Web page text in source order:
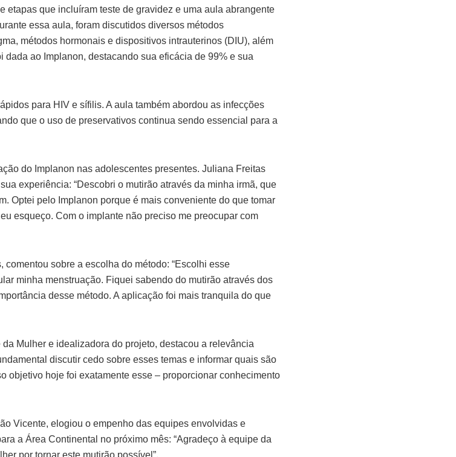
etapas que incluíram teste de gravidez e uma aula abrangente
essa aula, foram discutidos diversos métodos
métodos hormonais e dispositivos intrauterinos (DIU), além
ao Implanon, destacando sua eficácia de 99% e sua
para HIV e sífilis. A aula também abordou as infecções
que o uso de preservativos continua sendo essencial para a
do Implanon nas adolescentes presentes. Juliana Freitas
experiência: “Descobri o mutirão através da minha irmã, que
Optei pelo Implanon porque é mais conveniente do que tomar
esqueço. Com o implante não preciso me preocupar com
sobre a escolha do método: “Escolhi esse
minha menstruação. Fiquei sabendo do mutirão através dos
desse método. A aplicação foi mais tranquila do que
Mulher e idealizadora do projeto, destacou a relevância
discutir cedo sobre esses temas e informar quais são
objetivo hoje foi exatamente esse – proporcionar conhecimento
Vicente, elogiou o empenho das equipes envolvidas e
a Área Continental no próximo mês: “Agradeço à equipe da
por tornar este mutirão possível”.